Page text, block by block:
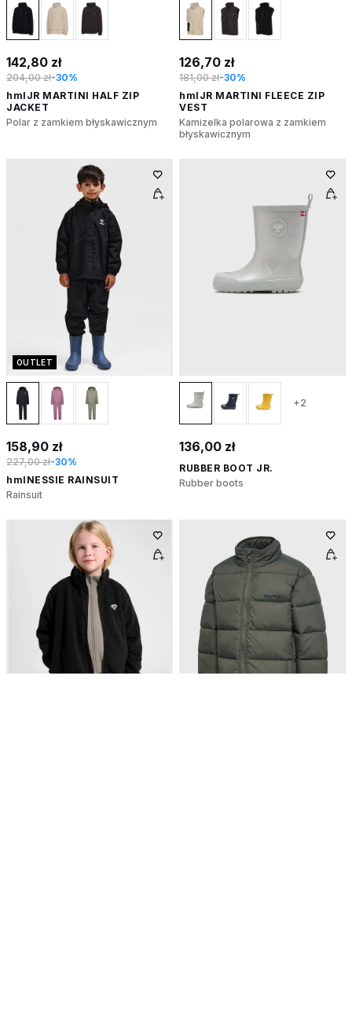
142,80 zł
204,00 zł-30%
hmlJR MARTINI HALF ZIP
JACKET
Polar z zamkiem błyskawicznym
126,70 zł
181,00 zł-30%
hmlJR MARTINI FLEECE ZIP
VEST
Kamizelka polarowa z zamkiem
błyskawicznym
OUTLET
158,90 zł
227,00 zł-30%
hmlNESSIE RAINSUIT
Rainsuit
+2
136,00 zł
RUBBER BOOT JR.
Rubber boots